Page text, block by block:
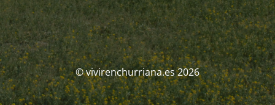
© vivirenchurriana.es 2026